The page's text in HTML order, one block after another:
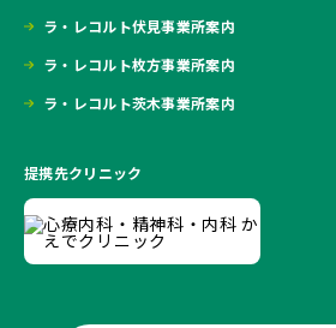
ラ・レコルト伏見事業所案内
ラ・レコルト枚方事業所案内
ラ・レコルト茨木事業所案内
提携先クリニック